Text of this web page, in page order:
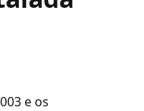
e os